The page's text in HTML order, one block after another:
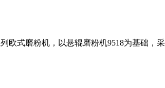
式磨粉机，以悬辊磨粉机9518为基础，